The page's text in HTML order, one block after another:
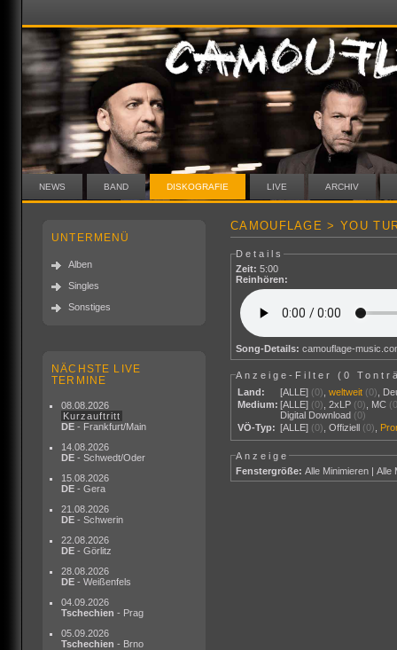
NEWS BAND DISKOGRAFIE LIVE ARCHIV
UNTERMENÜ
Alben
Singles
Sonstiges
NÄCHSTE LIVE
TERMINE
08.08.2026
Kurzauftritt
DE - Frankfurt/Main
14.08.2026
DE - Schwedt/Oder
15.08.2026
DE - Gera
21.08.2026
DE - Schwerin
22.08.2026
DE - Görlitz
28.08.2026
DE - Weißenfels
04.09.2026
Tschechien - Prag
05.09.2026
Tschechien - Brno
CAMOUFLAGE > YOU
Details
Zeit: 5:00
Reinhören:
Song-Details: camouflage-
Anzeige-Filter (0
Land:
[ALLE] (0) ,weltweit (0)
Medium: [ALLE] (0) ,2xLP (0) MC
Digital Download (0)
VÖ-Typ: [ALLE] (0) ,Offiziell (0)
Anzeige
Fenstergröße: Alle Minimieren |Alle